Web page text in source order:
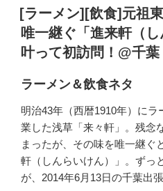
稿
日:
[ラーメン][飲食]元祖
唯一継ぐ「進来軒（
叶って初訪問！@千
ラーメン＆飲食ネタ
明治43年（西暦1910年）に
業した浅草「来々軒」。残念
まったが、その味を唯一継ぐ
軒（しんらいけん）」。ずっ
が、2014年6月13日の千葉出